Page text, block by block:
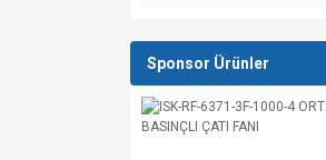
Sponsor Ürünler